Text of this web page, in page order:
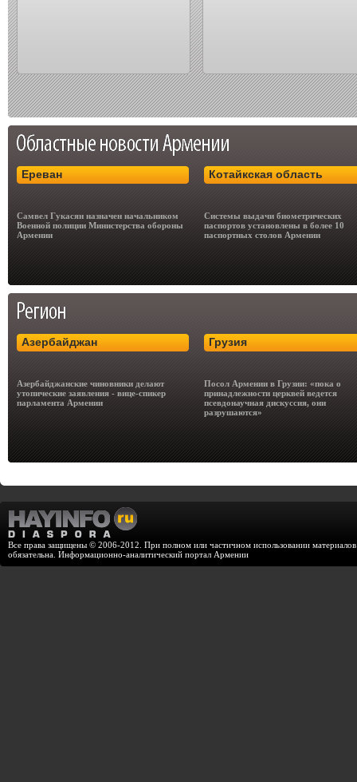
Ереван
Самвел Гукасян назначен начальником
Военной полиции Министерства обороны
Армении
Котайкская область
Системы выдачи биометрических
паспортов установлены в более 10
паспортных столов Армении
Азербайджан
Азербайджанские чиновники делают
утопические заявления - вице-спикер
парламента Армении
Грузия
Посол Армении в Грузии: «пока о
принадлежности церквей ведется
псевдонаучная дискуссия, они
разрушаются»
Все права защищены © 2006-2012. При полном или частичном использовании
обязательна. Информационно-аналитический портал Армении